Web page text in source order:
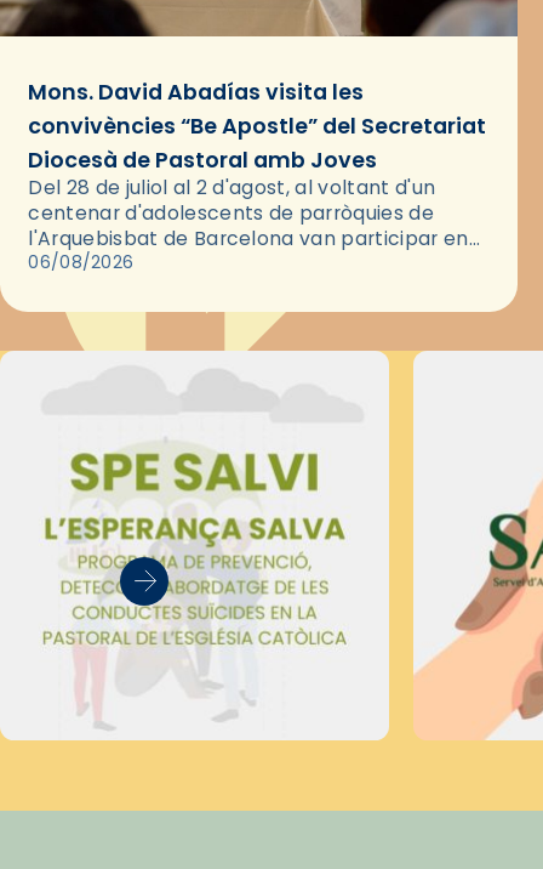
Mons. David Abadías visita les
convivències “Be Apostle” del Secretariat
Diocesà de Pastoral amb Joves
Del 28 de juliol al 2 d'agost, al voltant d'un
centenar d'adolescents de parròquies de
l'Arquebisbat de Barcelona van participar en
les convivències Be Apostle, organitzades pel
06/08/2026